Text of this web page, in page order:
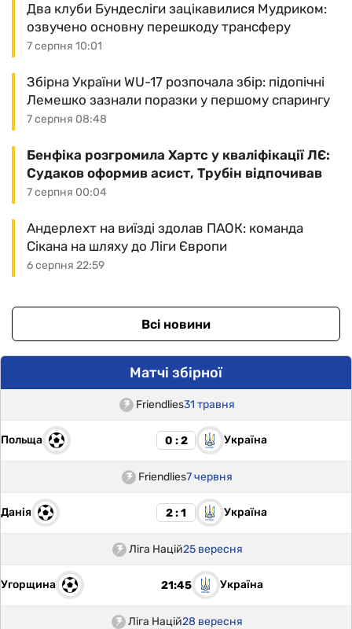
7 серпня 10:01
Два клуби Бундесліги зацікавилися Мудриком:
озвучено основну перешкоду трансферу
7 серпня 08:48
Збірна України WU-17 розпочала збір: підопічні
Лемешко зазнали поразки у першому спарингу
7 серпня 00:04
Бенфіка розгромила Хартс у кваліфікації ЛЄ:
Судаков оформив асист, Трубін відпочивав
6 серпня 22:59
Андерлехт на виїзді здолав ПАОК: команда
Сікана на шляху до Ліги Європи
Всі новини
Матчі збірної
Friendlies31 травня
Польща 0 : 2 Україна
Friendlies7 червня
Данія 2 : 1 Україна
Ліга Націй25 вересня
Угорщина 21:45 Україна
Ліга Націй28 вересня